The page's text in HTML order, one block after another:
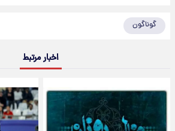
گوناگون
اخبار مرتبط